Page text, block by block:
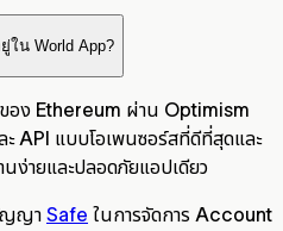
ใน World App?
อง Ethereum ผ่าน Optimism
ะ API แบบโอเพนซอร์สที่ดีที่สุดและ
นง่ายและปลอดภัยแอปเดียว
ญญา Safe ในการจัดการ Account